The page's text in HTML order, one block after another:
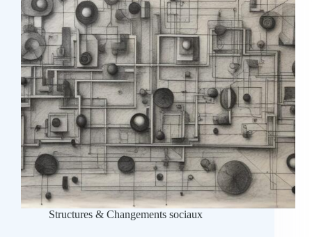
cas
d’urgence
Structures & Changements sociaux